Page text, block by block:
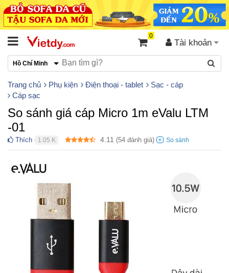
Tài khoản
0
Hồ Chí Minh
Trang chủ Phụ kiện Điện thoại - tablet
Sạc - cáp
Cáp sạc
So sánh giá cáp Micro 1m eValu LTM
-01
Thích 1.05 K 4.11 (54 đánh giá)